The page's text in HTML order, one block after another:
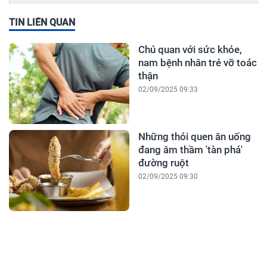
TIN LIÊN QUAN
Chủ quan với sức khỏe,
nam bệnh nhân trẻ vỡ toác
thận
02/09/2025 09:33
Những thói quen ăn uống
đang âm thầm 'tàn phá'
đường ruột
02/09/2025 09:30